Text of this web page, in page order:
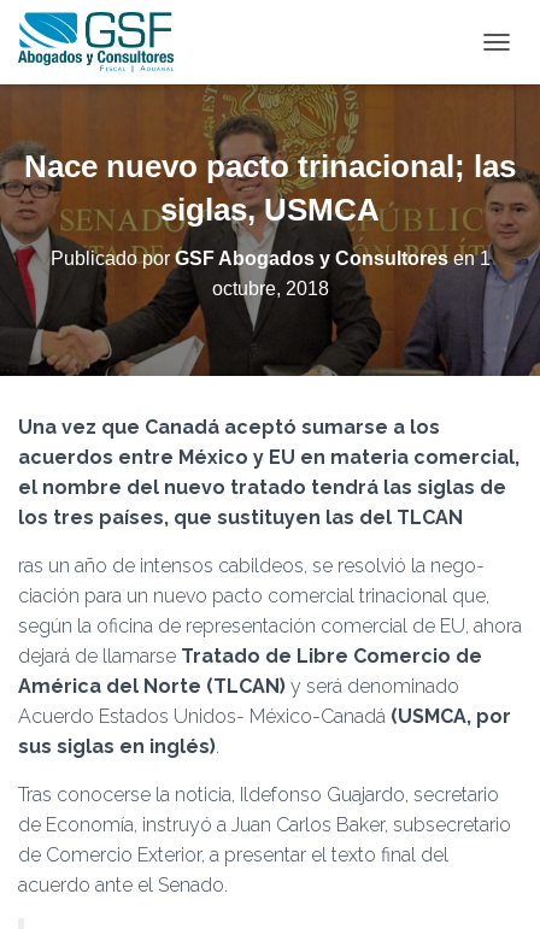
A
A
R
M
O
D
N
A
G
C
Nace nuevo pacto trinacional; las
siglas, USMCA
Publicado por GSF Abogados y Consultoresen1
octubre, 2018
Una vez que Canadá aceptó sumarse a los
acuerdos entre México y EU en materia comercial,
el nombre del nuevo tratado tendrá las siglas de
los tres países, que sustituyen las del TLCAN
ras un año de intensos ca­bildeos, se resolvió la nego­
ciación para un nuevo pacto comercial trinacional que,
se­gún la oficina de representa­ción comercial de EU, ahora
dejará de llamarse Tratado de Libre Comercio de
América del Norte (TLCAN) y será denomi­nado
Acuerdo Estados Unidos- México-Canadá (USMCA, por
sus siglas en inglés).
Tras conocerse la noticia, Ildefonso Guajardo, secretario
de Economía, instruyó a Juan Carlos Baker, subsecretario
de Comercio Exterior, a presen­tar el texto final del
acuerdo ante el Senado.